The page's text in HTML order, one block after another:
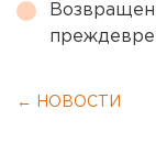
← НОВОСТИ